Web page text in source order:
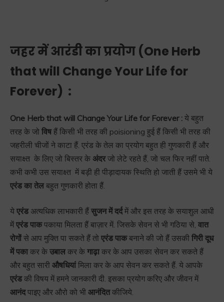
जहर में आरंडी का प्रयोग (One Herb
that will Change Your Life for
Forever) :
One Herb that will Change Your Life for Forever : ये बहुत
तरह के जो विषहैं किसी भी तरह की poisioning हुई हैं किसी भी तरह की
जहरीली चीजों ने काटा हैं. एरंड के तेल का प्रयोग बहुत ही गुणकारी हैं और
सयाक्ष्त के लिए जो बिस्तर के अंदरजो लेटे रहते हैं, जो चल फिर नहीं पाते.
कभी कभी उस सयाक्ष्त में बड़ी ही पीड़ादायक स्थिति हो जाती हैं उसमे भी ये
एरंड का तेल बहुत गुणकारी होता हैं.
ये एरंडअत्यधिक लाभकारी हैं सुजन में दर्दमें और इस तरह के सयाशुल आधी
में एरंड पाकपकाया मिलता हैं बाज़ार में. जिसके सेवन से भी गठिया से, वात
रोगोंसे आप मुक्ति पा सकते हैं तो एरंड पाकबनाने की जो हैं उसकी गिरी दूध
में पकाकर के उबाल कर के गाढ़ाकर के आप उसका सेवन कर सकते हैं
और बहुत सारी औषधियांमिला कर के आप सेवन कर सकते हैं. ये आपके
एरंडकी विषय में हमने जानकारी दी. इसका प्रयोग करिए और जीवन में
आनंदपाइए और औरो को भी आनंदितकीजिये.